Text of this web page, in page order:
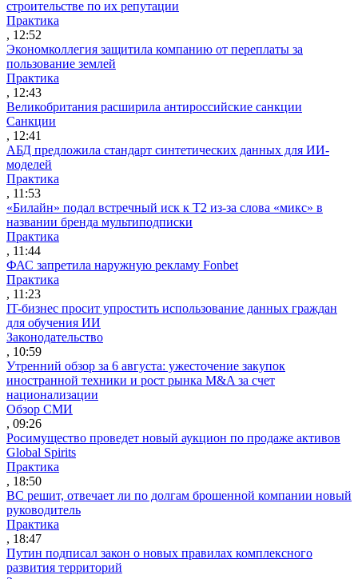
строительстве по их репутации
Практика
, 12:52
Экономколлегия защитила компанию от переплаты за
пользование землей
Практика
, 12:43
Великобритания расширила антироссийские санкции
Санкции
, 12:41
АБД предложила стандарт синтетических данных для ИИ-
моделей
Практика
, 11:53
«Билайн» подал встречный иск к Т2 из-за слова «микс» в
названии бренда мультиподписки
Практика
, 11:44
ФАС запретила наружную рекламу Fonbet
Практика
, 11:23
IT-бизнес просит упростить использование данных граждан
для обучения ИИ
Законодательство
, 10:59
Утренний обзор за 6 августа: ужесточение закупок
иностранной техники и рост рынка M&A за счет
национализации
Обзор СМИ
, 09:26
Росимущество проведет новый аукцион по продаже активов
Global Spirits
Практика
, 18:50
ВС решит, отвечает ли по долгам брошенной компании новый
руководитель
Практика
, 18:47
Путин подписал закон о новых правилах комплексного
развития территорий